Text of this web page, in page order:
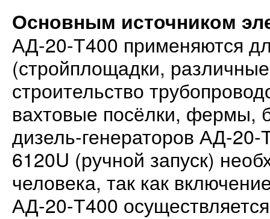
Основным источником
АД-20-Т400 применяются
(стройплощадки,
строительство
вахтовые посёлки, фермы,
дизель-генераторов АД-
6120U (ручной запуск)
человека, так как
АД-20-Т400